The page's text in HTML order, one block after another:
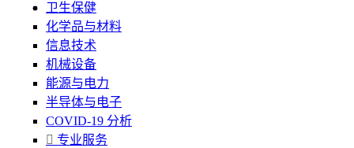
卫生保健
化学品与材料
信息技术
机械设备
能源与电力
半导体与电子
COVID-19 分析
专业服务